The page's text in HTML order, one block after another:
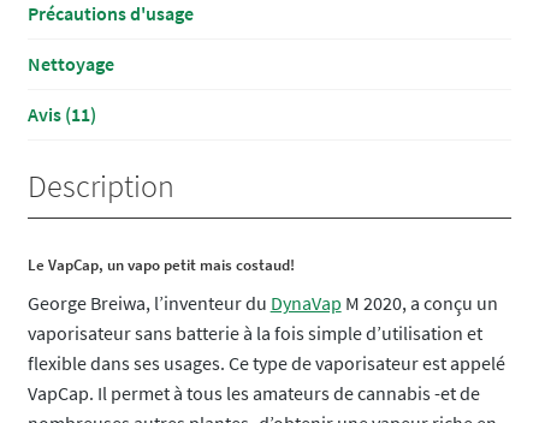
Précautions d'usage
Nettoyage
Avis (11)
Description
Le VapCap, un vapo petit mais costaud!
George Breiwa, l’inventeur du DynaVap M 2020, a conçu un
vaporisateur sans batterie à la fois simple d’utilisation et
flexible dans ses usages. Ce type de vaporisateur est appelé
VapCap. Il permet à tous les amateurs de cannabis -et de